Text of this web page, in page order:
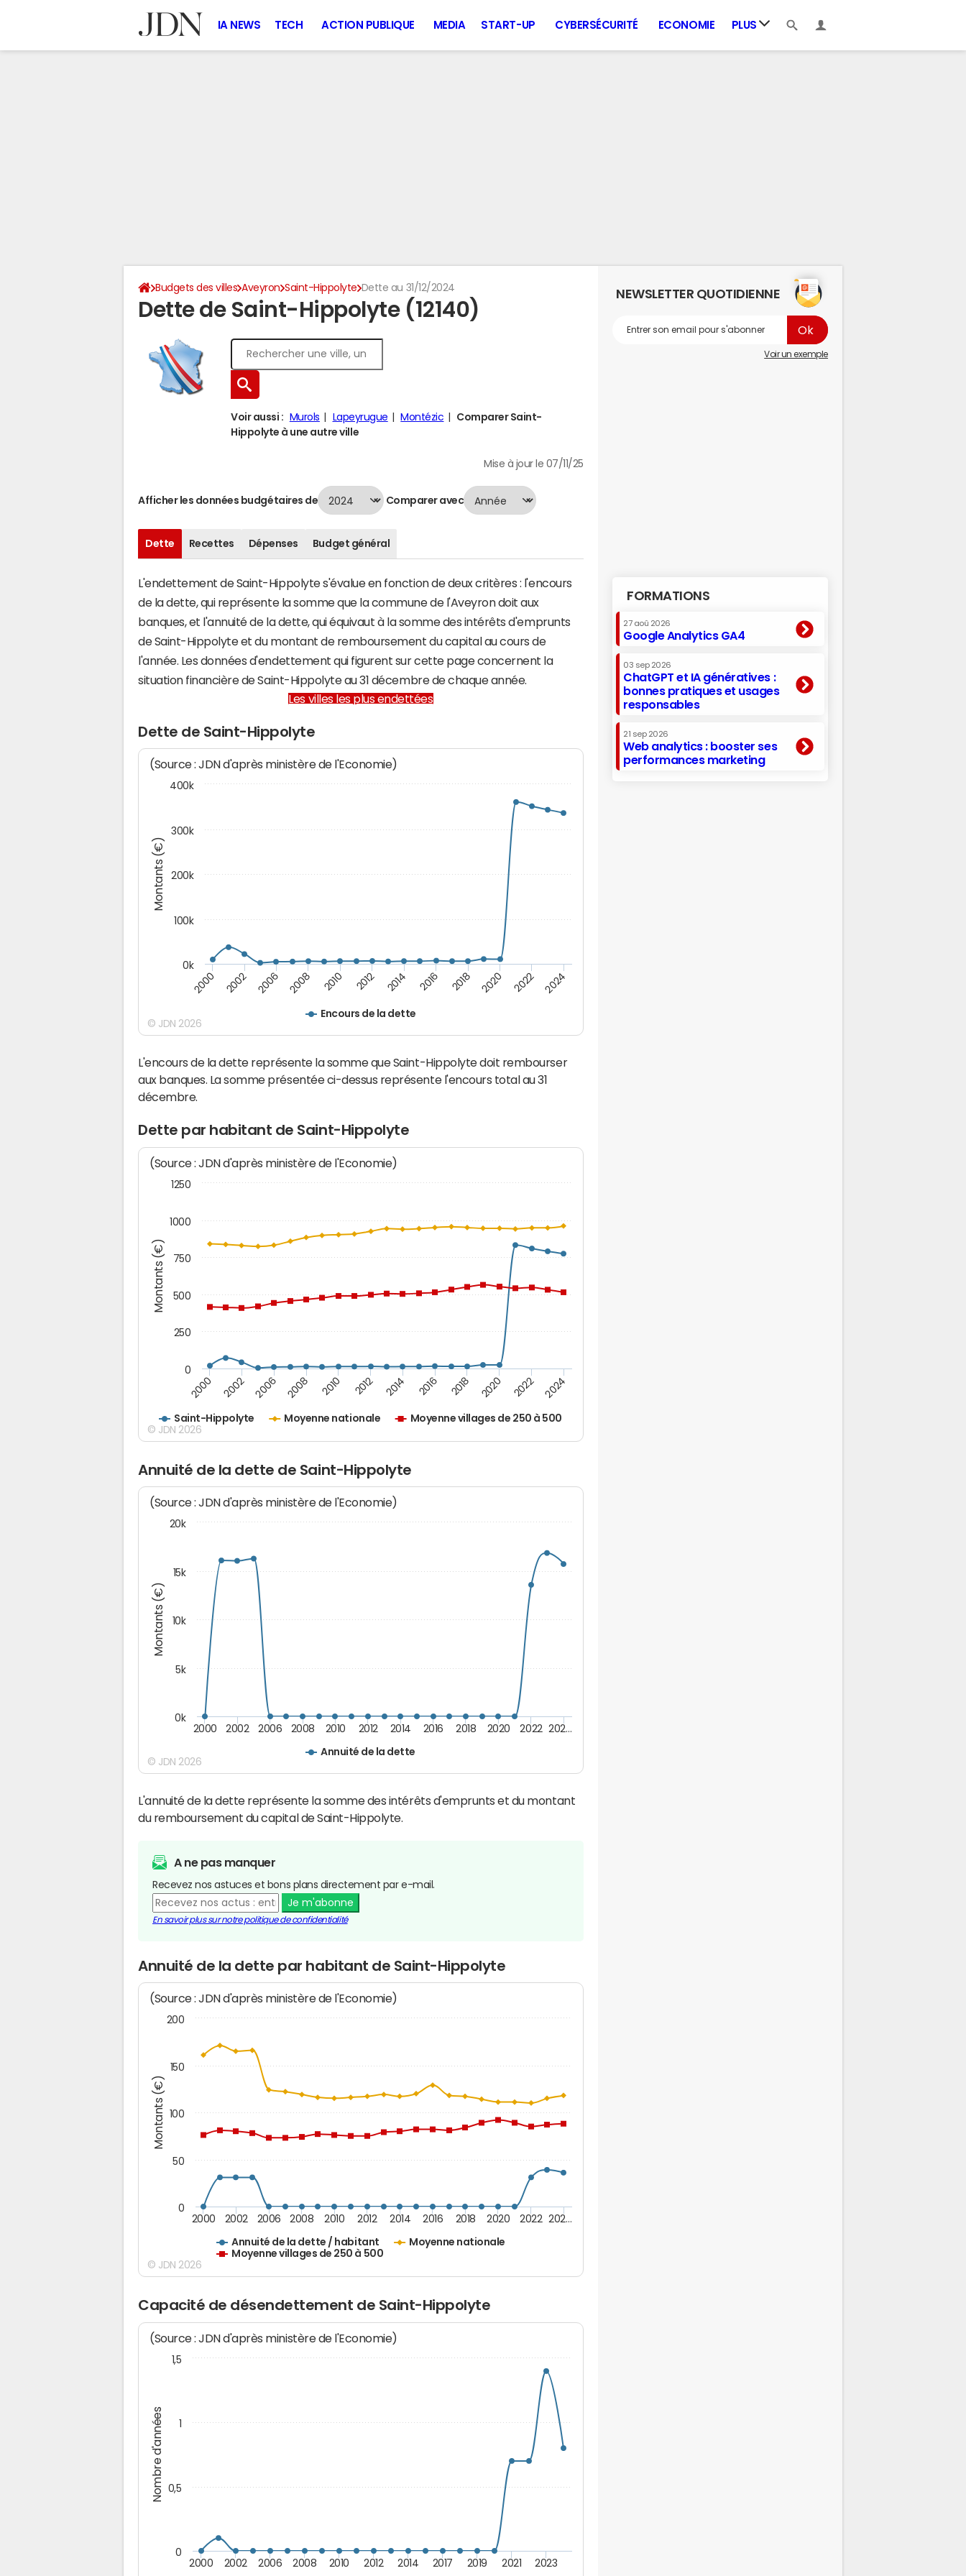
IA NEWS TECH ACTION PUBLIQUE MEDIA START-UP CYBERSÉCURITÉ ECONOMIE PLUS
Budgets des villes Aveyron Saint-Hippolyte Dette au 31/12/2024
Dette de Saint-Hippolyte (12140)
Voir aussi : Murols Lapeyrugue Montézic
Comparer Saint-
Hippolyte à une autre ville
Mise à jour le 07/11/25
Afficher les données budgétaires de Comparer avec
Dette Recettes Dépenses Budget général
L'endettement de Saint-Hippolyte s'évalue en fonction de deux critères : l'encours
de la dette, qui représente la somme que la commune de l'Aveyron doit aux
banques, et l'annuité de la dette, qui équivaut à la somme des intérêts d'emprunts
de Saint-Hippolyte et du montant de remboursement du capital au cours de
l'année. Les données d'endettement qui figurent sur cette page concernent la
situation financière de Saint-Hippolyte au 31 décembre de chaque année.
Les villes les plus endettées
Dette de Saint-Hippolyte
Montants (€)
(Source : JDN d'après ministère de l'Economie)
Encours de la dette
2000 2002 2006 2008 2010 2012 2014 2016 2018 2020 2022 2024
0k
100k
200k
300k
400k
© JDN 2026
L'encours de la dette représente la somme que Saint-Hippolyte doit rembourser
aux banques. La somme présentée ci-dessus représente l'encours total au 31
décembre.
Dette par habitant de Saint-Hippolyte
Montants (€)
(Source : JDN d'après ministère de l'Economie)
Saint-Hippolyte Moyenne nationale Moyenne villages de 250 à 500
2000 2002 2006 2008 2010 2012 2014 2016 2018 2020 2022 2024
0
250
500
750
1000
1250
© JDN 2026
Annuité de la dette de Saint-Hippolyte
Montants (€)
(Source : JDN d'après ministère de l'Economie)
Annuité de la dette
2000 2002 2006 2008 2010 2012 2014 2016 2018 2020 2022 202…
0k
5k
10k
15k
20k
© JDN 2026
L'annuité de la dette représente la somme des intérêts d'emprunts et du montant
du remboursement du capital de Saint-Hippolyte.
A ne pas manquer
Recevez nos astuces et bons plans directement par e-mail.
Je m'abonne
En savoir plus sur notre politique de confidentialité
Annuité de la dette par habitant de Saint-Hippolyte
Montants (€)
(Source : JDN d'après ministère de l'Economie)
Annuité de la dette / habitant
Moyenne nationale
Moyenne villages de 250 à 500
2000 2002 2006 2008 2010 2012 2014 2016 2018 2020 2022 202…
0
50
100
150
200
© JDN 2026
Capacité de désendettement de Saint-Hippolyte
Nombre d'années
(Source : JDN d'après ministère de l'Economie)
2000 2002 2006 2008 2010 2012 2014 2017 2019 2021 2023
0
0,5
1
1,5
NEWSLETTER QUOTIDIENNE
Voir un exemple
FORMATIONS
27 aoû 2026
Google Analytics GA4
03 sep 2026
ChatGPT et IA génératives :
bonnes pratiques et usages
responsables
21 sep 2026
Web analytics : booster ses
performances marketing